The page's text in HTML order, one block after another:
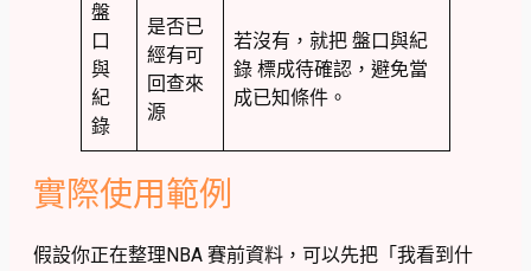
盤
口
與
紀
錄
是否已
經有可
回查來
源
若沒有，就把 盤口與紀
錄 標成待確認，避免當
成已知條件。
實際使用範例
假設你正在整理NBA 賽前資料，可以先把「我看到什